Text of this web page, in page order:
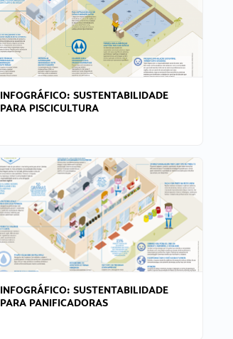
INFOGRÁFICO: SUSTENTABILIDADE
PARA PISCICULTURA
INFOGRÁFICO: SUSTENTABILIDADE
PARA PANIFICADORAS